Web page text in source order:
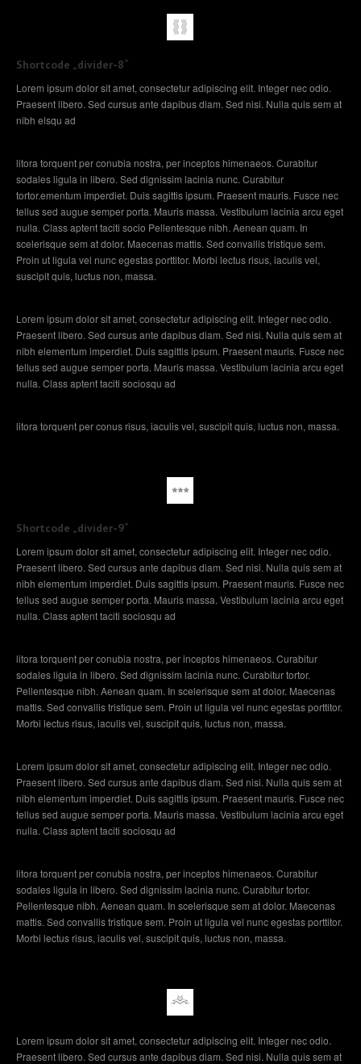
Shortcode „divider-8“
Lorem ipsum dolor sit amet, consectetur adipiscing elit. Integer nec odio.
Praesent libero. Sed cursus ante dapibus diam. Sed nisi. Nulla quis sem at
nibh elsqu ad
litora torquent per conubia nostra, per inceptos himenaeos. Curabitur
sodales ligula in libero. Sed dignissim lacinia nunc. Curabitur
tortor.ementum imperdiet. Duis sagittis ipsum. Praesent mauris. Fusce nec
tellus sed augue semper porta. Mauris massa. Vestibulum lacinia arcu eget
nulla. Class aptent taciti socio Pellentesque nibh. Aenean quam. In
scelerisque sem at dolor. Maecenas mattis. Sed convallis tristique sem.
Proin ut ligula vel nunc egestas porttitor. Morbi lectus risus, iaculis vel,
suscipit quis, luctus non, massa.
Lorem ipsum dolor sit amet, consectetur adipiscing elit. Integer nec odio.
Praesent libero. Sed cursus ante dapibus diam. Sed nisi. Nulla quis sem at
nibh elementum imperdiet. Duis sagittis ipsum. Praesent mauris. Fusce nec
tellus sed augue semper porta. Mauris massa. Vestibulum lacinia arcu eget
nulla. Class aptent taciti sociosqu ad
litora torquent per conus risus, iaculis vel, suscipit quis, luctus non, massa.
Shortcode „divider-9“
Lorem ipsum dolor sit amet, consectetur adipiscing elit. Integer nec odio.
Praesent libero. Sed cursus ante dapibus diam. Sed nisi. Nulla quis sem at
nibh elementum imperdiet. Duis sagittis ipsum. Praesent mauris. Fusce nec
tellus sed augue semper porta. Mauris massa. Vestibulum lacinia arcu eget
nulla. Class aptent taciti sociosqu ad
litora torquent per conubia nostra, per inceptos himenaeos. Curabitur
sodales ligula in libero. Sed dignissim lacinia nunc. Curabitur tortor.
Pellentesque nibh. Aenean quam. In scelerisque sem at dolor. Maecenas
mattis. Sed convallis tristique sem. Proin ut ligula vel nunc egestas porttitor.
Morbi lectus risus, iaculis vel, suscipit quis, luctus non, massa.
Lorem ipsum dolor sit amet, consectetur adipiscing elit. Integer nec odio.
Praesent libero. Sed cursus ante dapibus diam. Sed nisi. Nulla quis sem at
nibh elementum imperdiet. Duis sagittis ipsum. Praesent mauris. Fusce nec
tellus sed augue semper porta. Mauris massa. Vestibulum lacinia arcu eget
nulla. Class aptent taciti sociosqu ad
litora torquent per conubia nostra, per inceptos himenaeos. Curabitur
sodales ligula in libero. Sed dignissim lacinia nunc. Curabitur tortor.
Pellentesque nibh. Aenean quam. In scelerisque sem at dolor. Maecenas
mattis. Sed convallis tristique sem. Proin ut ligula vel nunc egestas porttitor.
Morbi lectus risus, iaculis vel, suscipit quis, luctus non, massa.
Lorem ipsum dolor sit amet, consectetur adipiscing elit. Integer nec odio.
Praesent libero. Sed cursus ante dapibus diam. Sed nisi. Nulla quis sem at